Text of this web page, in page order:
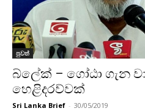
පුවත්
බ්ලේක් – ගෝඨා ගැන
හෙළිදරව්වක්
Sri Lanka Brief - 30/05/2019